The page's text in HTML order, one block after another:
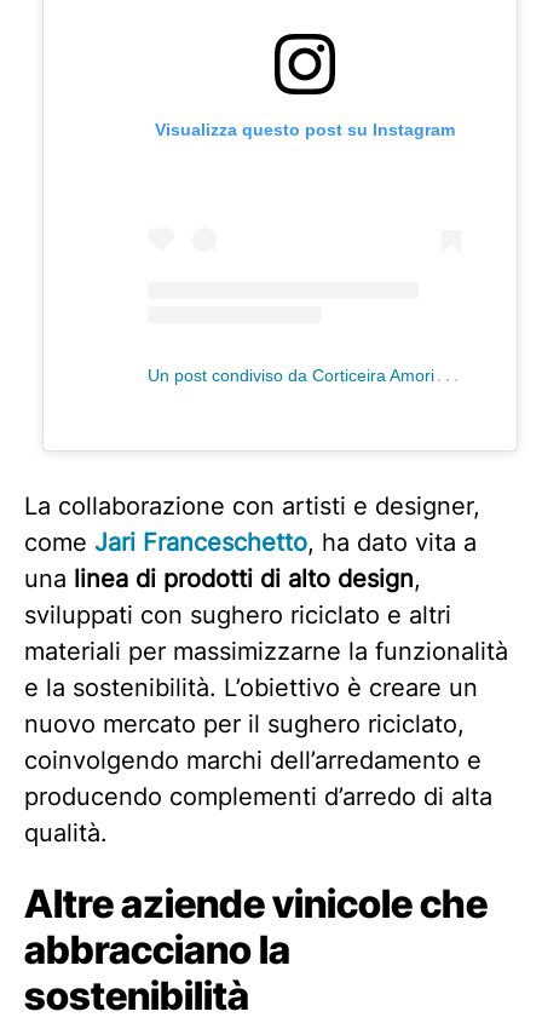
Visualizza questo post su Instagram
U
n post condiviso da Corticeira Amorim (@amorimcork)
La collaborazione con artisti e designer,
come Jari Franceschetto, ha dato vita a
una linea di prodotti di alto design,
sviluppati con sughero riciclato e altri
materiali per massimizzarne la funzionalità
e la sostenibilità. L’obiettivo è creare un
nuovo mercato per il sughero riciclato,
coinvolgendo marchi dell’arredamento e
producendo complementi d’arredo di alta
qualità.
Altre aziende vinicole che
abbracciano la
sostenibilità